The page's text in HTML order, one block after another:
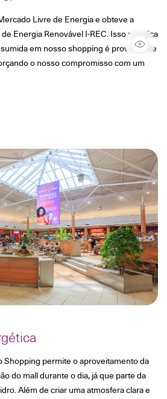
Livre de Energia e obteve a
Energia Renovável I-REC. Isso significa
em nosso shopping é proveniente
o nosso compromisso com um
Shopping permite o aproveitamento da
do mall durante o dia, já que parte da
Além de criar uma atmosfera clara e